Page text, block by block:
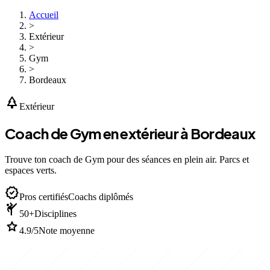
Accueil
>
Extérieur
>
Gym
>
Bordeaux
park Extérieur
Coach de Gym en extérieur à Bordeaux
Trouve ton coach de Gym pour des séances en plein air. Parcs et
espaces verts.
verifiedPros certifiésCoachs diplômés
sports_martial_arts 50+Disciplines
star4.9/5Note moyenne